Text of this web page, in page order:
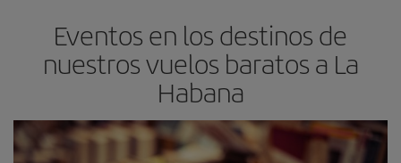
Eventos en los destinos de
nuestros vuelos baratos a La
Habana